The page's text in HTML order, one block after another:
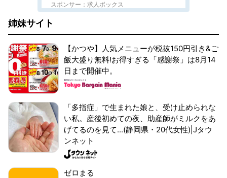
スポンサー：求人ボックス
姉妹サイト
【かつや】人気メニューが税抜150円引き&ご
飯大盛り無料!お得すぎる「感謝祭」は8月14
日まで開催中。
「多指症」で生まれた娘と、受け止められな
い私。産後初めての夜、助産師がミルクをあ
げてるのを見て...(静岡県・20代女性)|Jタウ
ンネット
ゼロまる